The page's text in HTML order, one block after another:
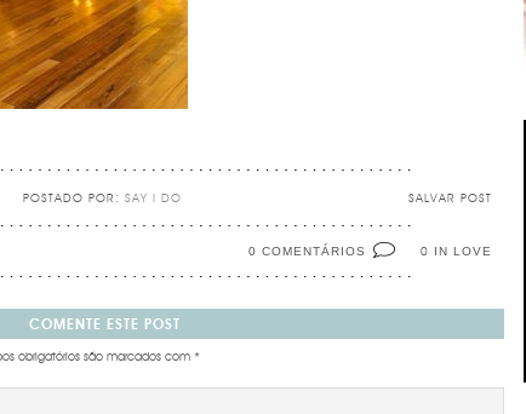
SALVAR POST
POSTADO POR: SAY I DO
0 IN LOVE
0 COMENTÁRIOS
COMENTE ESTE POST
obrigatórios são marcados com *